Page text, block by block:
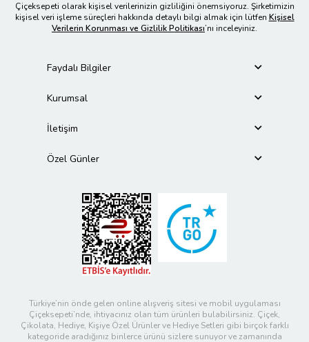
Çiçeksepeti olarak kişisel verilerinizin gizliliğini önemsiyoruz. Şirketimizin
kişisel veri işleme süreçleri hakkında detaylı bilgi almak için lütfen Kişisel
Verilerin Korunması ve Gizlilik Politikası’nı inceleyiniz.
Faydalı Bilgiler
Kurumsal
İletişim
Özel Günler
Türkiye’nin önde gelen online alışveriş sitesi ve mobil uygulaması
Çiçeksepeti’nde, ihtiyacınız olan tüm ürünleri bulabilirsiniz. Çiçek,
Çikolata, Hediye, Kişiye Özel Ürünler ve Hediye Setleri gibi birçok farklı
kategoride aradığınız binlerce ürünü sizlere sunuyor ve zamanında